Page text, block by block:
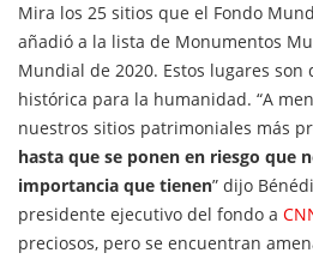
Mira los 25 sitios que el Fondo
añadió a la lista de Monumentos
Mundial de 2020. Estos lugares son
histórica para la humanidad. “A
nuestros sitios patrimoniales más
hasta que se ponen en riesgo que
importancia que tienen” dijo
presidente ejecutivo del fondo a
preciosos, pero se encuentran